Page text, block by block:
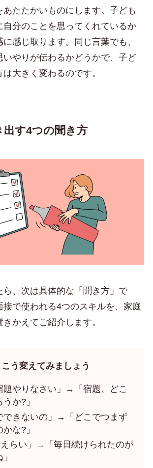
あたたかいものにします。子ども
自分のことを思ってくれているか
感じ取ります。同じ言葉でも、
いやりが伝わるかどうかで、子ど
大きく変わるのです。
出す4つの聞き方
ら、次は具体的な「聞き方」で
接で使われる4つのスキルを、家庭
かえてご紹介します。
う変えてみましょう
題やりなさい」→「宿題、どこ
か?」
できないの」→「どこでつまず
な?」
えらい」→「毎日続けられたのが